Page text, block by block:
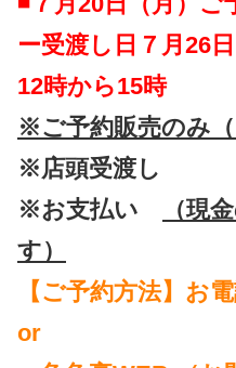
ー受渡し日７月26
12時から15時
※ご予約販売のみ（
※店頭受渡し
※お支払い
（現
す）
【ご予約方法】お
or